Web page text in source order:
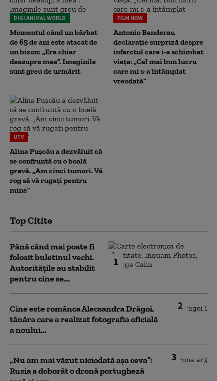
DIGI ANIMAL WORLD
Momentul când un bărbat
de 65 de ani este atacat de
un bizon: „Era chiar
deasupra mea”. Imaginile
sunt greu de urmărit
FILM NOW
Antonio Banderas,
declarație surpriză despre
infarctul care i-a schimbat
viața: „Cel mai bun lucru
care mi s-a întâmplat
vreodată”
UTV
Alina Pușcău a dezvăluit că
se confruntă cu o boală
gravă. „Am cinci tumori. Vă
rog să vă rugați pentru
mine”
Top Citite
1
Până când mai poate fi
folosit buletinul vechi.
Autoritățile au stabilit
pentru cine se...
2
Cine este românca Alecsandra Drăgoi,
tânăra care a realizat fotografia oficială
a noului...
3
„Nu am mai văzut niciodată așa ceva”:
Rusia a doborât o dronă portugheză